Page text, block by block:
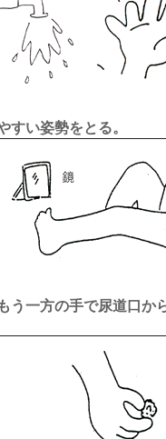
すい姿勢をとる。
う一方の手で尿道口